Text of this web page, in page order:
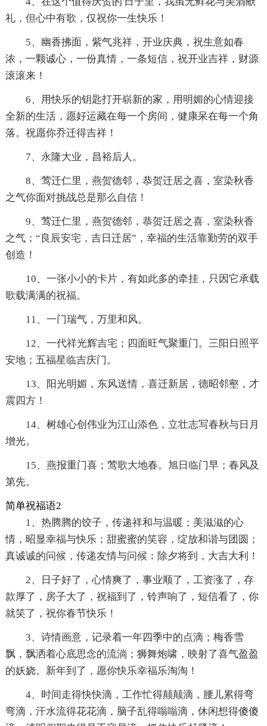
礼，但心中有歌，仅祝你一生快乐！
5、幽香拂面，紫气兆祥，开业庆典，祝生意如春
浓，一颗诚心，一份真情，一条短信，祝开业吉祥，财源
滚滚来！
6、用快乐的钥匙打开崭新的家，用明媚的心情迎接
全新的生活，愿好运藏在每一个房间，健康呆在每一个角
落。祝愿你乔迁得吉祥！
7、永隆大业，昌裕后人。
8、莺迁仁里，燕贺德邻，恭贺迁居之喜，室染秋香
之气你面对挑战总是那么自信！
9、莺迁仁里，燕贺德邻，恭贺迁居之喜，室染秋香
之气；“良辰安宅，吉日迁居”，幸福的生活靠勤劳的双手
创造！
10、一张小小的卡片，有如此多的牵挂，只因它承载
歌载满满的祝福。
11、一门瑞气，万里和风。
12、一代祥光辉吉宅；四面旺气聚重门。三阳日照平
安地；五福星临吉庆门。
13、阳光明媚，东风送情，喜迁新居，德昭邻壑，才
震四方！
14、树雄心创伟业为江山添色，立壮志写春秋与日月
增光。
15、燕报重门喜；莺歌大地春。旭日临门早；春风及
第先。
简单祝福语2
1、热腾腾的饺子，传递祥和与温暖；美滋滋的心
情，昭显幸福与快乐；甜蜜蜜的笑容，绽放和谐与团圆；
真诚诚的问候，传递友情与问候：除夕将到，大吉大利！
2、日子好了，心情爽了，事业顺了，工资涨了，存
款厚了，房子大了，祝福到了，铃声响了，短信看了，你
就笑了，祝你春节快乐！
3、诗情画意，记录着一年四季中的点滴；梅香雪
飘，飘洒着心底思念的流淌；狮舞炮啸，映射了喜气盈盈
的妖娆。新年到了，愿你快乐幸福乐淘淘！
4、时间走得快快滴，工作忙得颠颠滴，腰儿累得弯
弯滴，汗水流得花花滴，脑子乱得嗡嗡滴，休闲想得傻傻